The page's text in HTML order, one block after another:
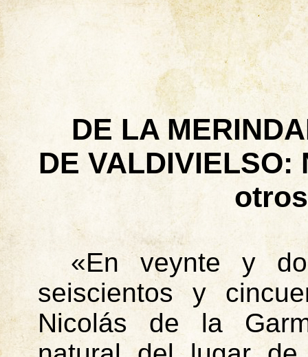
DE LA
DE
«Enveynte y
seiscientos y
Nicolás de la